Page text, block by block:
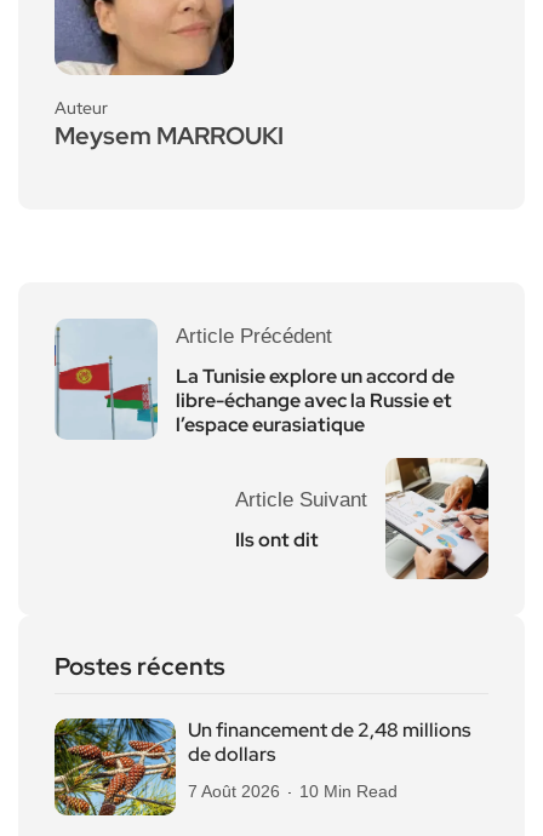
Auteur
Meysem MARROUKI
Article Précédent
La Tunisie explore un accord de
libre-échange avec la Russie et
l’espace eurasiatique
Article Suivant
Ils ont dit
Postes récents
Un financement de 2,48 millions
de dollars
7 Août 2026 10 Min Read